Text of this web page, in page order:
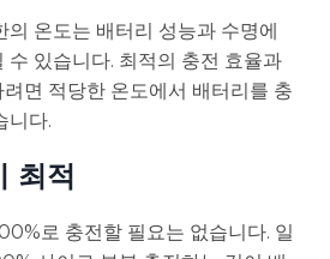
온도는 배터리 성능과 수명에
수 있습니다. 최적의 충전 효율과
면 적당한 온도에서 배터리를 충
니다.
최적
로 충전할 필요는 없습니다. 일